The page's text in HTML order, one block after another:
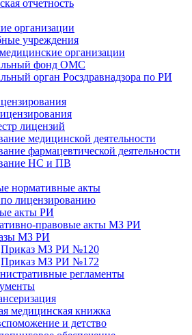
отчетность
организации
учреждения
организации
фонд ОМС
орган Росздравнадзора по РИ
лицензий
медицинской деятельности
фармацевтической деятельности
НС и ПВ
нормативные акты
лицензированию
акты РИ
правовые акты МЗ РИ
МЗ РИ
Приказ МЗ РИ №120
Приказ МЗ РИ №172
регламенты
медицинская книжка
и детство